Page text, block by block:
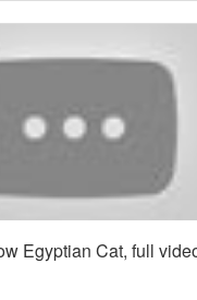
Egyptian Cat, full